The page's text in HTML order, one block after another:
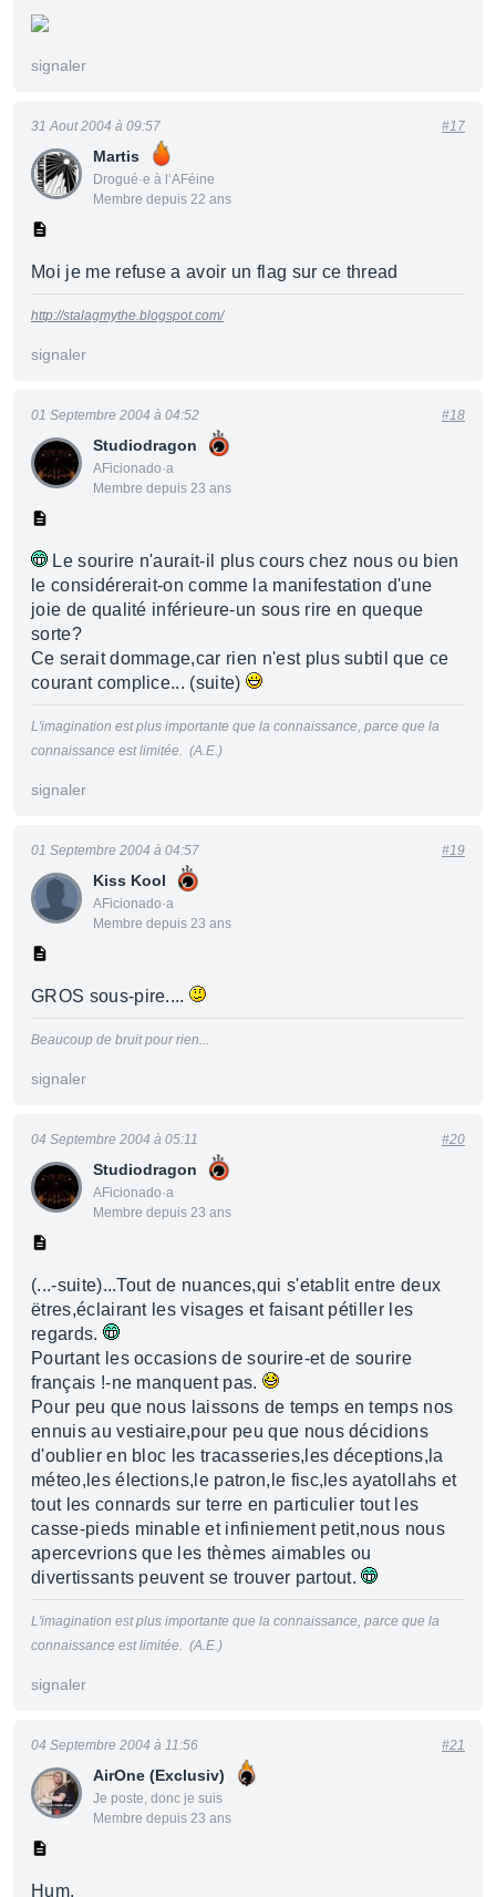
signaler
Martis
Drogué·e à l’AFéine
Membre depuis 22 ans
31 Aout 2004 à 09:57 #17
Moi je me refuse a avoir un flag sur ce thread
http://stalagmythe.blogspot.com/
signaler
Studiodragon
AFicionado·a
Membre depuis 23 ans
01 Septembre 2004 à 04:52 #18
Le sourire n'aurait-il plus cours chez nous ou bien
le considérerait-on comme la manifestation d'une
joie de qualité inférieure-un sous rire en queque
sorte?
Ce serait dommage,car rien n'est plus subtil que ce
courant complice... (suite)
L'imagination est plus importante que la connaissance, parce que la
connaissance est limitée. (A.E.)
signaler
Kiss Kool
AFicionado·a
Membre depuis 23 ans
01 Septembre 2004 à 04:57 #19
GROS sous-pire....
Beaucoup de bruit pour rien...
signaler
Studiodragon
AFicionado·a
Membre depuis 23 ans
04 Septembre 2004 à 05:11 #20
(...-suite)...Tout de nuances,qui s'etablit entre deux
ëtres,éclairant les visages et faisant pétiller les
regards.
Pourtant les occasions de sourire-et de sourire
français !-ne manquent pas.
Pour peu que nous laissons de temps en temps nos
ennuis au vestiaire,pour peu que nous décidions
d'oublier en bloc les tracasseries,les déceptions,la
méteo,les élections,le patron,le fisc,les ayatollahs et
tout les connards sur terre en particulier tout les
casse-pieds minable et infiniement petit,nous nous
apercevrions que les thèmes aimables ou
divertissants peuvent se trouver partout.
L'imagination est plus importante que la connaissance, parce que la
connaissance est limitée. (A.E.)
signaler
AirOne (Exclusiv)
Je poste, donc je suis
Membre depuis 23 ans
04 Septembre 2004 à 11:56 #21
Hum,